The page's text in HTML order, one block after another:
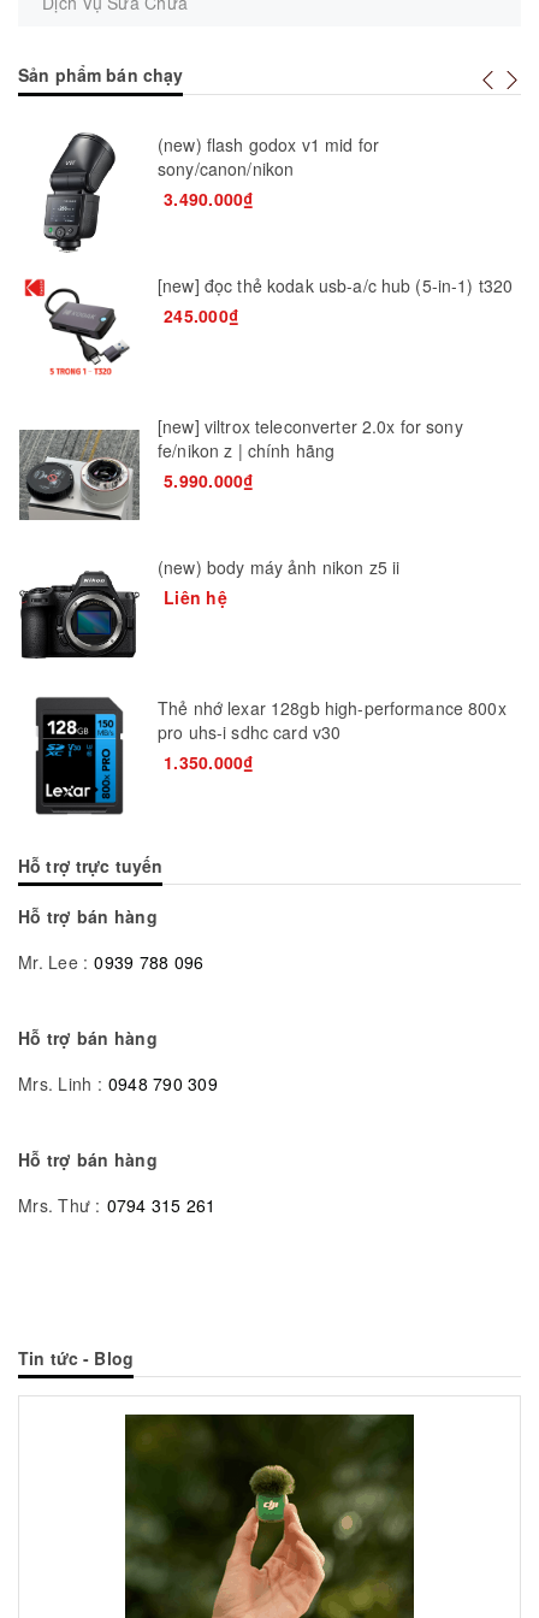
Sản phẩm bán chạy
(new) flash godox v1 mid for
sony/canon/nikon
3.490.000₫
[new] đọc thẻ kodak usb-a/c hub (5-in-1) t320
245.000₫
[new] viltrox teleconverter 2.0x for sony
fe/nikon z | chính hãng
5.990.000₫
(new) body máy ảnh nikon z5 ii
Liên hệ
Thẻ nhớ lexar 128gb high-performance 800x
pro uhs-i sdhc card v30
1.350.000₫
Hỗ trợ trực tuyến
Hỗ trợ bán hàng
Mr. Lee : 0939 788 096
Hỗ trợ bán hàng
Mrs. Linh : 0948 790 309
Hỗ trợ bán hàng
Mrs. Thư : 0794 315 261
Tin tức - Blog